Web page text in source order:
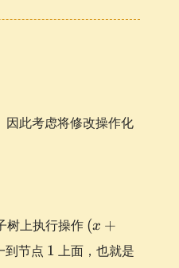
因此考虑将修改操作化
树上执行操作 (x
+
k,
(x +
到节点 1
1 上面，也就是